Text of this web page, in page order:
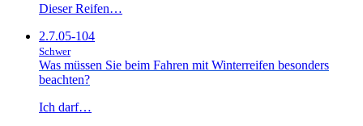
Dieser Reifen…
2.7.05-104
Schwer
Was müssen Sie beim Fahren mit Winterreifen besonders
beachten?
Ich darf…